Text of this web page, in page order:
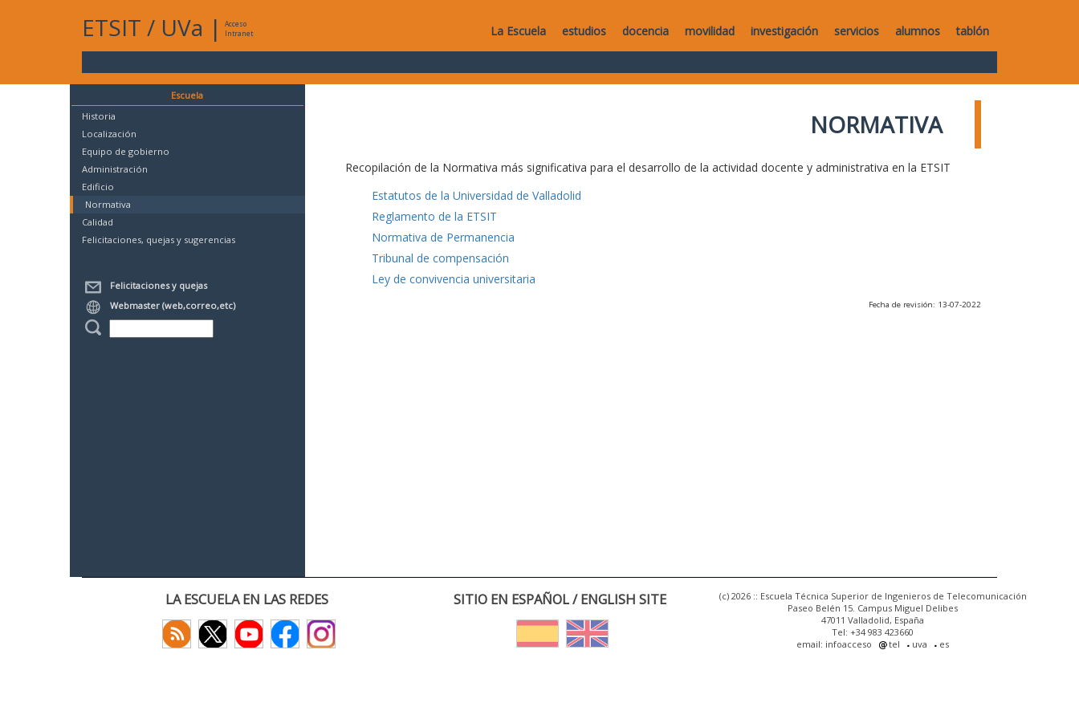
ETSIT / UVa |
Acceso
Intranet
La Escuela estudios docencia movilidad investigación servicios alumnos tablón
Escuela
Historia
Localización
Equipo de gobierno
Administración
Edificio
Normativa
Calidad
Felicitaciones, quejas y sugerencias
Felicitaciones y quejas
Webmaster (web,correo,etc)
NORMATIVA
Recopilación de la Normativa más significativa para el desarrollo de la actividad docente y administrativa en la ETSIT
Estatutos de la Universidad de Valladolid
Reglamento de la ETSIT
Normativa de Permanencia
Tribunal de compensación
Ley de convivencia universitaria
Fecha de revisión: 13-07-2022
LA ESCUELA EN LAS REDES SITIO EN ESPAÑOL / ENGLISH SITE
(c) 2026 :: Escuela Técnica Superior de Ingenieros de Telecomunicación
Paseo Belén 15. Campus Miguel Delibes
47011 Valladolid, España
Tel: +34 983 423660
email: infoacceso
tel uva es